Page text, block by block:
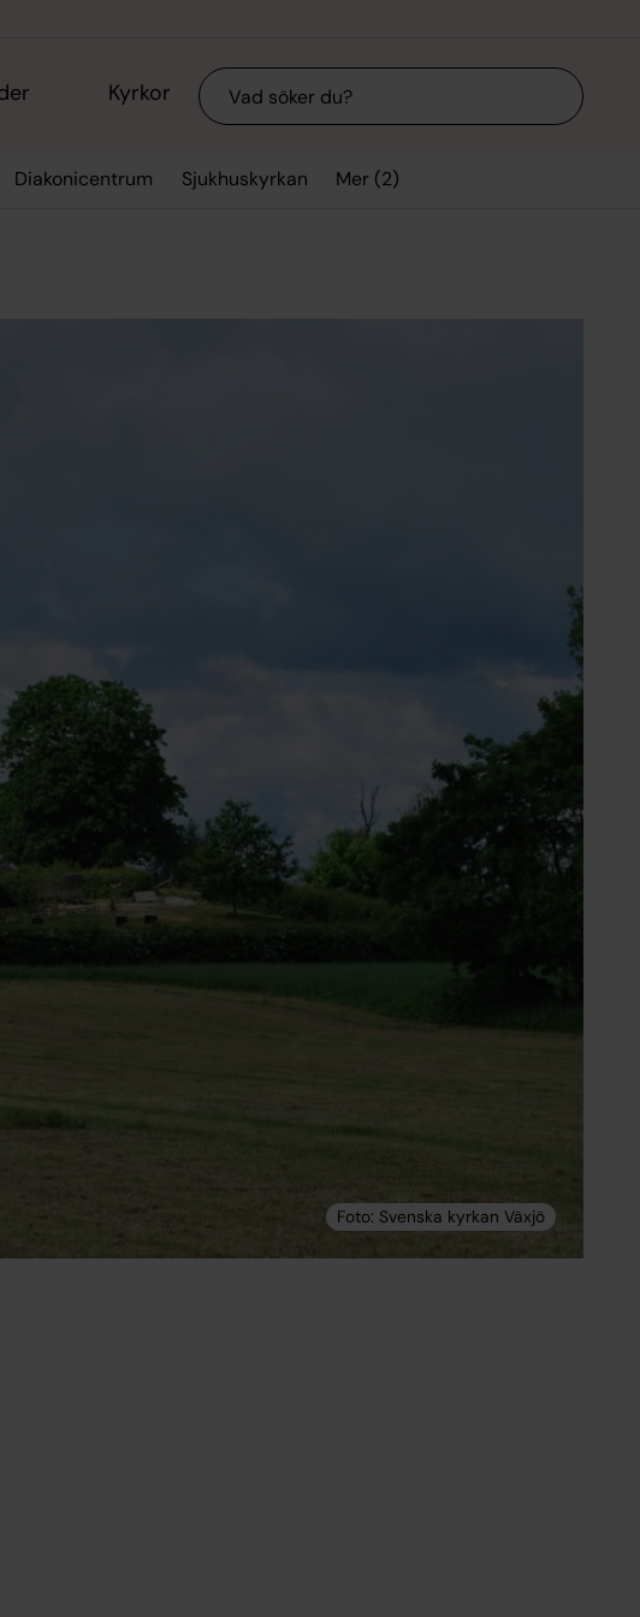
Kyrkor Sök
Diakonicentrum Sjukhuskyrkan Mer (2)